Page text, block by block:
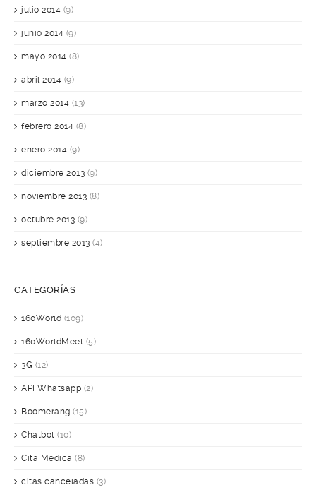
julio 2014 (9)
junio 2014 (9)
mayo 2014 (8)
abril 2014 (9)
marzo 2014 (13)
febrero 2014 (8)
enero 2014 (9)
diciembre 2013 (9)
noviembre 2013 (8)
octubre 2013 (9)
septiembre 2013 (4)
CATEGORÍAS
160World (109)
160WorldMeet (5)
3G (12)
API Whatsapp (2)
Boomerang (15)
Chatbot (10)
Cita Médica (8)
citas canceladas (3)